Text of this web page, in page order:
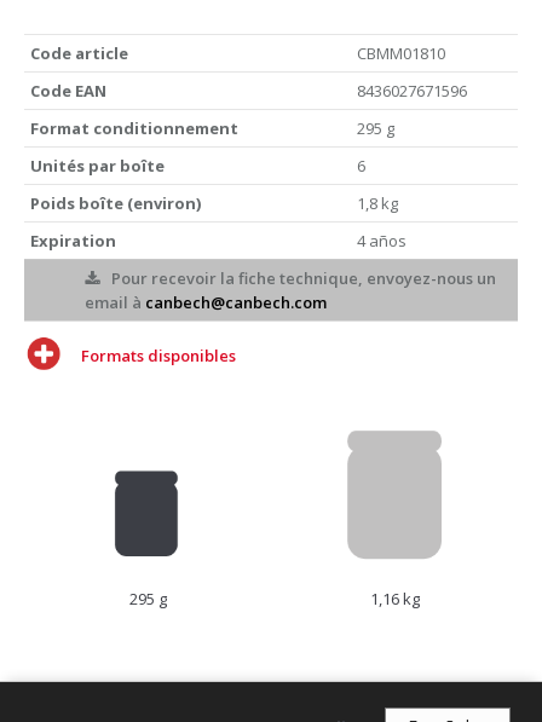
Code article
CBMM01810
Code EAN
8436027671596
Format conditionnement
295 g
Unités par boîte
6
Poids boîte (environ)
1,8 kg
Expiration
4 años
Pour recevoir la fiche technique, envoyez-nous un
email à canbech@canbech.com
Formats disponibles
295 g 1,16 kg